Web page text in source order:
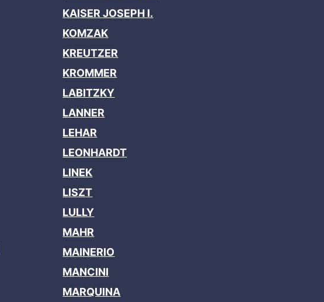
KAISER JOSEPH I.
KOMZAK
KREUTZER
KROMMER
LABITZKY
LANNER
LEHAR
LEONHARDT
LINEK
LISZT
LULLY
MAHR
MAINERIO
MANCINI
MARQUINA